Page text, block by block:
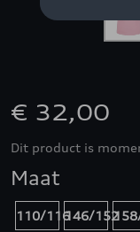
€ 32,00
Dit product is
Maat
110/116146/152